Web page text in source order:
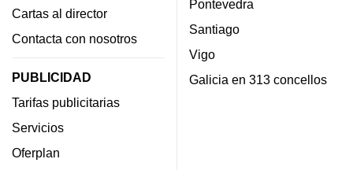
Cartas al director
Contacta con nosotros
PUBLICIDAD
Tarifas publicitarias
Servicios
Oferplan
Pontevedra
Santiago
Vigo
Galicia en 313 concellos